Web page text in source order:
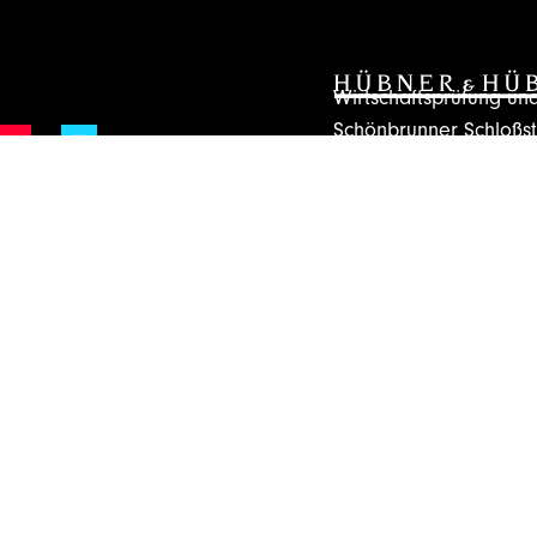
Wirtschaftsprüfung
Schönbrunner